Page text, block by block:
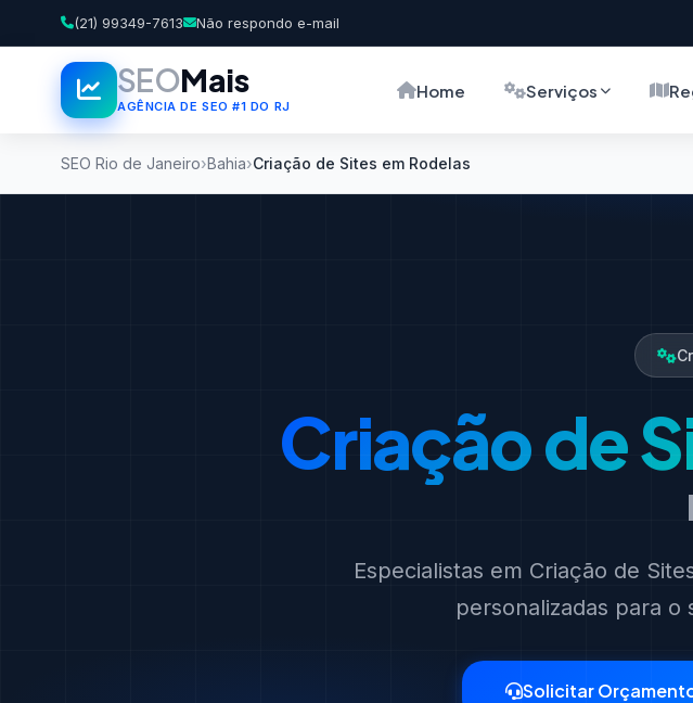
(21) 99349-7613 Não respondo e-mail
SEOMais
AGÊNCIA DE SEO #1 DO RJ
Home Serviços
SEO Rio de Janeiro Bahia Criação de Sites em Rodelas
Criação de
Especialistas em Criação de
personalizadas para
Solicitar